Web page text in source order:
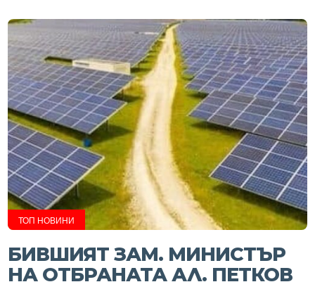
ТОП НОВИНИ
БИВШИЯТ ЗАМ. МИНИСТЪР
НА ОТБРАНАТА АЛ. ПЕТКОВ